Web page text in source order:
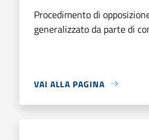
Procedimento di
generalizzato da parte di
VAI ALLA PAGINA